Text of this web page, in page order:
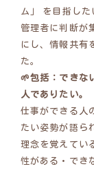
ム」 を目指し
管理者に判断が
にし、情報共有
た。
🌱包括：できな
人でありたい。
仕事ができる人
たい姿勢が語ら
理念を覚えてい
性がある・でき